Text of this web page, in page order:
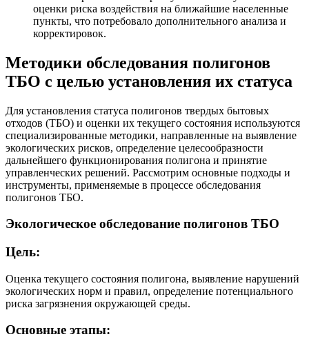
оценки риска воздействия на ближайшие населенные
пункты, что потребовало дополнительного анализа и
корректировок.
Методики обследования полигонов
ТБО с целью установления их статуса
Для установления статуса полигонов твердых бытовых
отходов (ТБО) и оценки их текущего состояния используются
специализированные методики, направленные на выявление
экологических рисков, определение целесообразности
дальнейшего функционирования полигона и принятие
управленческих решений. Рассмотрим основные подходы и
инструменты, применяемые в процессе обследования
полигонов ТБО.
Экологическое обследование полигонов ТБО
Цель:
Оценка текущего состояния полигона, выявление нарушений
экологических норм и правил, определение потенциального
риска загрязнения окружающей среды.
Основные этапы: